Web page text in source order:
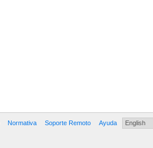
Normativa Soporte Remoto Ayuda